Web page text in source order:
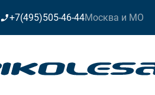
+7(495)505-46-44Москва и МО